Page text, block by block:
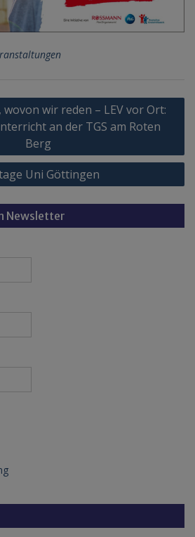
wir reden – LEV vor Ort:
an der TGS am Roten
Berg
Uni Göttingen
Newsletter